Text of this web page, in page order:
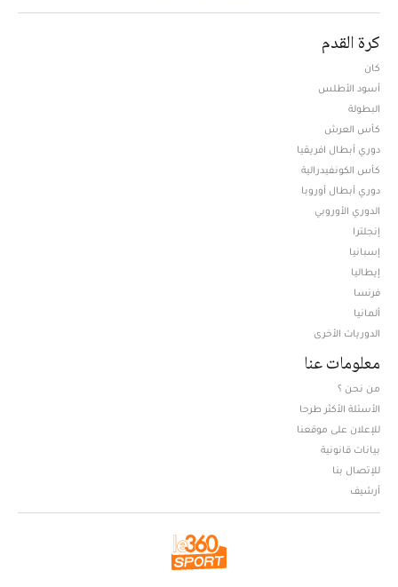
كرة القدم
كان
أسود الأطلس
البطولة
كأس العرش
دوري أبطال افريقيا
كأس الكونفيدرالية
دوري أبطال أوروبا
الدوري الأوروبي
إنجلترا
إسبانيا
إيطاليا
فرنسا
ألمانيا
الدوريات الأخرى
معلومات عنا
من نحن ؟
الأسئلة الأكثر طرحا
للإعلان على موقعنا
بيانات قانونية
للإتصال بنا
أرشيف